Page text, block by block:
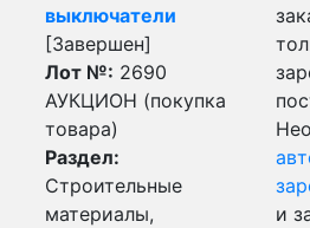
выключатели
[Завершен]
Лот №: 2690
АУКЦИОН (покупка
товара)
Раздел:
Строительные
материалы,
и